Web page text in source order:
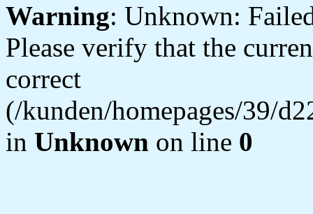
Warning: Unknown:
Please verify that the
correct
(/kunden/homepages/39/
in Unknown on line 0